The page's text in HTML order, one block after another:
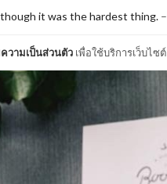
วามเป็นส่วนตัว เพื่อใช้บริการเว็บไซต์
it was the hardest thing. –